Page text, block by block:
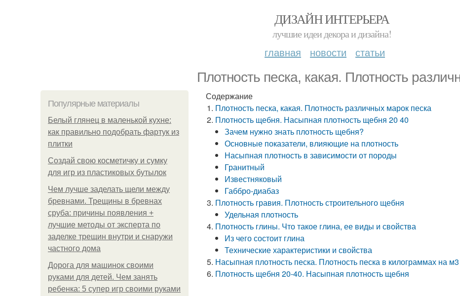
ДИЗАЙН ИНТЕРЬЕРА
лучшие идеи декора и дизайна!
главная новости статьи
Плотность песка, какая. Плотность
Популярные материалы
Белый глянец в маленькой кухне:
как правильно подобрать фартук из
плитки
Создай свою косметичку и сумку
для игр из пластиковых бутылок
Чем лучше заделать щели между
бревнами. Трещины в бревнах
сруба: причины появления +
лучшие методы от эксперта по
заделке трещин внутри и снаружи
частного дома
Дорога для машинок своими
руками для детей. Чем занять
ребенка: 5 супер игр своими руками
Содержание
Плотность песка, какая. Плотность различных марок песка
Плотность щебня. Насыпная плотность щебня 20 40
Зачем нужно знать плотность щебня?
Основные показатели, влияющие на плотность
Насыпная плотность в зависимости от породы
Гранитный
Известняковый
Габбро-диабаз
Плотность гравия. Плотность строительного щебня
Удельная плотность
Плотность глины. Что такое глина, ее виды и свойства
Из чего состоит глина
Технические характеристики и свойства
Насыпная плотность песка. Плотность песка в килограммах на м3
Плотность щебня 20-40. Насыпная плотность щебня